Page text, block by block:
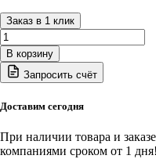
Заказ в 1 клик
Количество
товара
NP16130
NORDBERG
ударный
1300
нм
В корзину
Запросить счёт
Доставим сегодня
При наличии товара и
компаниями сроком от 1